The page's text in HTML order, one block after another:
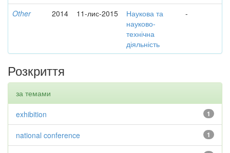
Other 2014 11-лис-2015
Наукова та
науково-
технічна
діяльність
-
Розкриття
за темами
1
exhibition
1
national conference